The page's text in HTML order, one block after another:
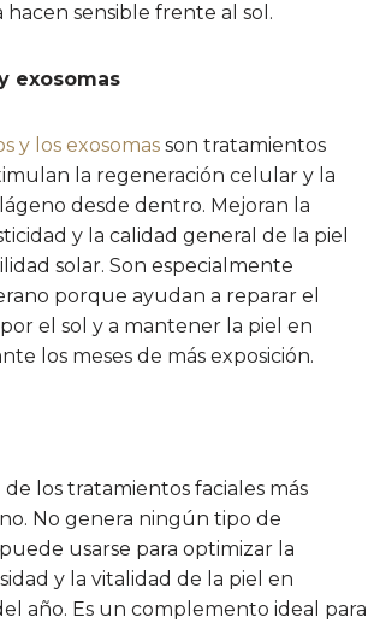
hacen sensible frente al sol.
exosomas
y los exosomas son tratamientos
la regeneración celular y la
desde dentro. Mejoran la
y la calidad general de la piel
solar. Son especialmente
porque ayudan a reparar el
el sol y a mantener la piel en
los meses de más exposición.
de los tratamientos faciales más
No genera ningún tipo de
usarse para optimizar la
y la vitalidad de la piel en
año. Es un complemento ideal para